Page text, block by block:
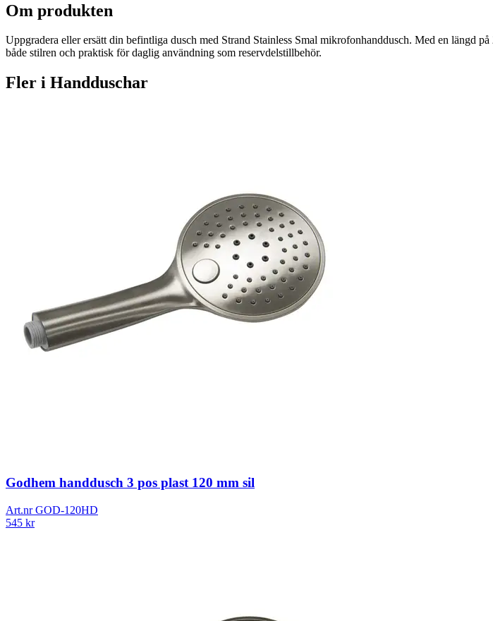
Om produkten
Uppgradera eller ersätt din befintliga dusch med Strand Stainless Smal mikrofonhanddusch. Med en längd
både stilren och praktisk för daglig användning som reservdelstillbehör.
Fler i Handduschar
Godhem handdusch 3 pos plast 120 mm sil
Art.nrGOD-120HD
545 kr